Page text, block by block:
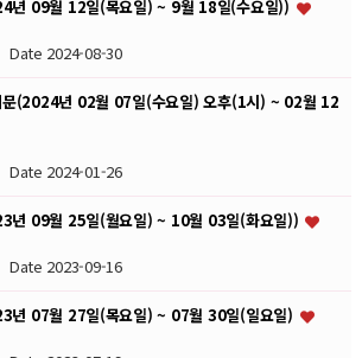
년 09월 12일(목요일) ~ 9월 18일(수요일))
Date 2024-08-30
문(2024년 02월 07일(수요일) 오후(1시) ~ 02월 12
Date 2024-01-26
년 09월 25일(월요일) ~ 10월 03일(화요일))
Date 2023-09-16
년 07월 27일(목요일) ~ 07월 30일(일요일)